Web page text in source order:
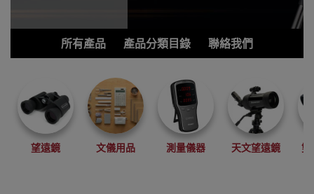
所有產品
產品分類目錄 聯絡我們
望遠鏡 文儀用品 測量儀器 天文望遠鏡 雙